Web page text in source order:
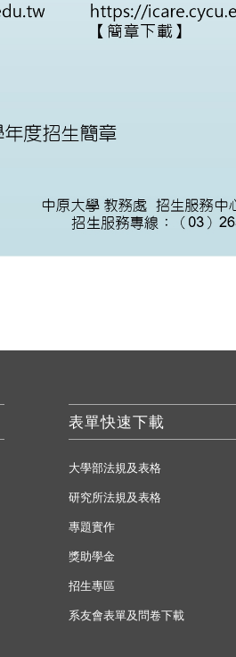
表單快速下載
大學部法規及表格
研究所法規及表格
專題實作
獎助學金
招生專區
系友會表單及問卷下載